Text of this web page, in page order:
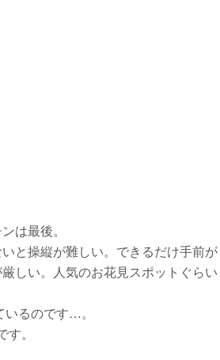
は最後。
と操縦が難しい。できるだけ手前が
しい。人気のお花見スポットぐらい
いるのです…。
。